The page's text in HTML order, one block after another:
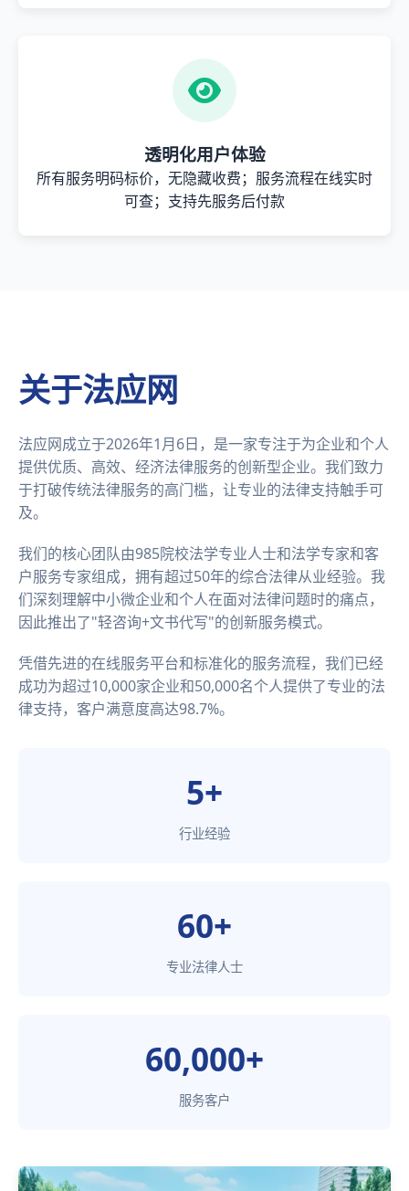
透明化用户体验
所有服务明码标价，无隐藏收费；服务流程在线实时
可查；支持先服务后付款
关于法应网
法应网成立于2026年1月6日，是一家专注于为企业和个人
提供优质、高效、经济法律服务的创新型企业。我们致力
于打破传统法律服务的高门槛，让专业的法律支持触手可
及。
我们的核心团队由985院校法学专业人士和法学专家和客
户服务专家组成，拥有超过50年的综合法律从业经验。我
们深刻理解中小微企业和个人在面对法律问题时的痛点，
因此推出了"轻咨询+文书代写"的创新服务模式。
凭借先进的在线服务平台和标准化的服务流程，我们已经
成功为超过10,000家企业和50,000名个人提供了专业的法
律支持，客户满意度高达98.7%。
5+
行业经验
60+
专业法律人士
60,000+
服务客户